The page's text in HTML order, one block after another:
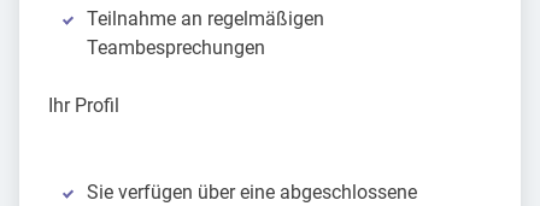
Teilnahme an regelmäßigen
Teambesprechungen
Ihr Profil
Sie verfügen über eine abgeschlossene